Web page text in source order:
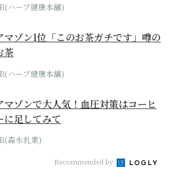
ハーブ健康本舗)
マゾン1位「このお茶ガチです」噂の
茶
ハーブ健康本舗)
マゾンで大人気！血圧対策はコーヒ
に足してみて
森永乳業)
Recommended by